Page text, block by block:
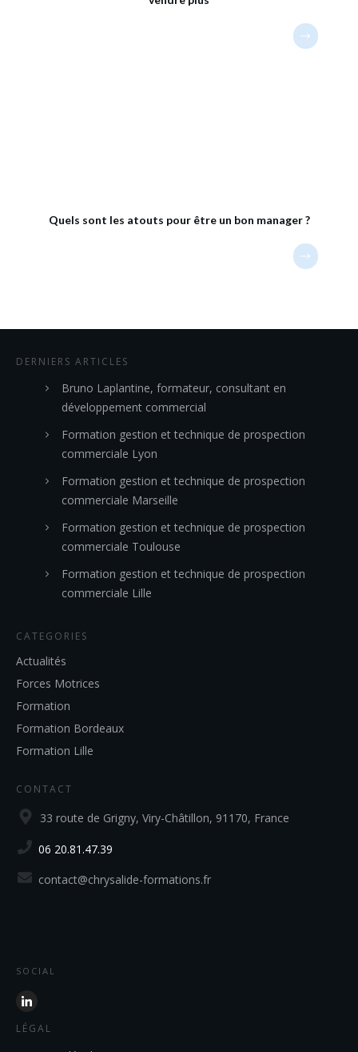
Quels sont les atouts pour être un bon manager ?
DERNIERS ARTICLES
Bruno Laplantine, formateur, consultant en
développement commercial
Formation gestion et technique de prospection
commerciale Lyon
Formation gestion et technique de prospection
commerciale Marseille
Formation gestion et technique de prospection
commerciale Toulouse
Formation gestion et technique de prospection
commerciale Lille
CATEGORIES
Actualités
Forces Motrices
Formation
Formation Bordeaux
Formation Lille
CONTACT
33 route de Grigny, Viry-Châtillon, 91170, France
06 20.81.47.39
contact@chrysalide-formations.fr
SOCIAL
LÉGAL